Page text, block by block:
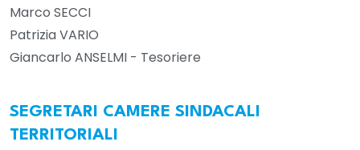
Marco SECCI
Patrizia VARIO
Giancarlo ANSELMI - Tesoriere
SEGRETARI CAMERE SINDACALI
TERRITORIALI